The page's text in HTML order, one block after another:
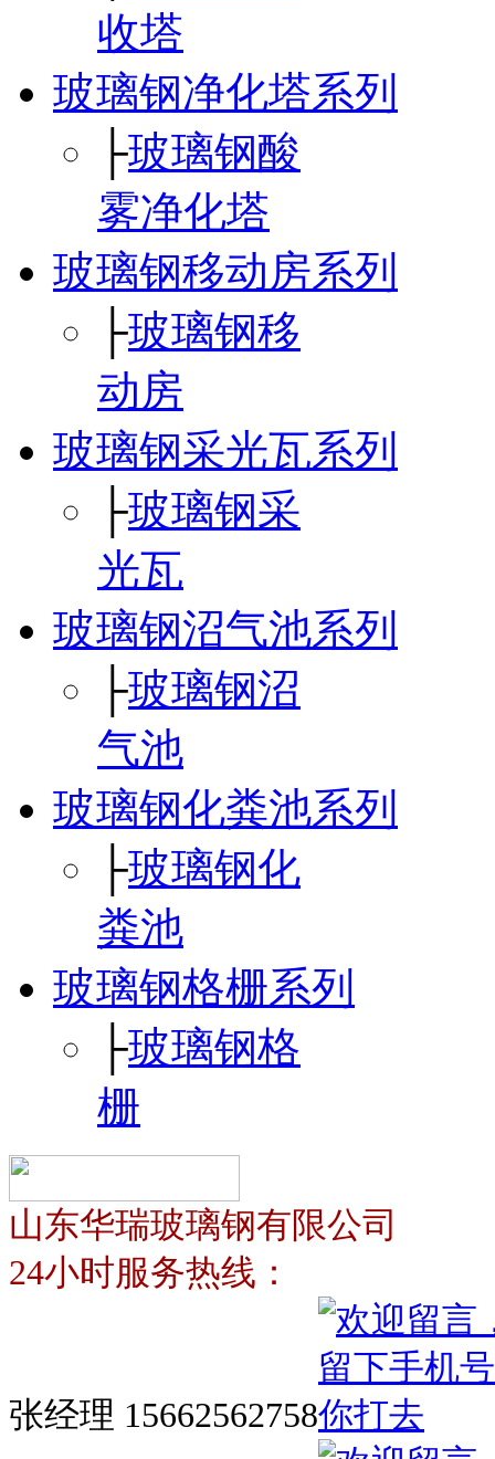
收塔
玻璃钢净化塔系列
├玻璃钢酸
雾净化塔
玻璃钢移动房系列
├玻璃钢移
动房
玻璃钢采光瓦系列
├玻璃钢采
光瓦
玻璃钢沼气池系列
├玻璃钢沼
气池
玻璃钢化粪池系列
├玻璃钢化
粪池
玻璃钢格栅系列
├玻璃钢格
栅
山东华瑞玻璃钢有限公司
24小时服务热线：
张经理 15662562758